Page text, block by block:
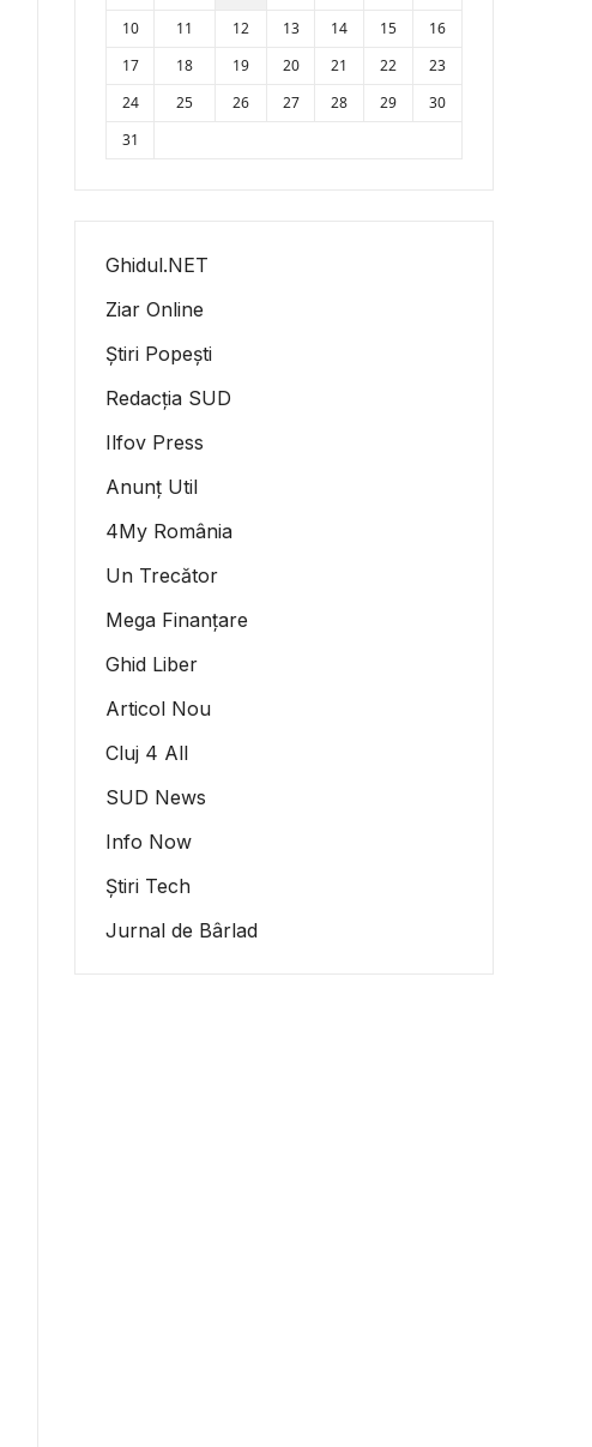
10
11 12 13 14 15
16
17
18 19 20 21 22
23
24
25 26 27 28 29
30
31
Ghidul.NET
Ziar Online
Știri Popești
Redacția SUD
Ilfov Press
Anunț Util
4My România
Un Trecător
Mega Finanțare
Ghid Liber
Articol Nou
Cluj 4 All
SUD News
Info Now
Știri Tech
Jurnal de Bârlad